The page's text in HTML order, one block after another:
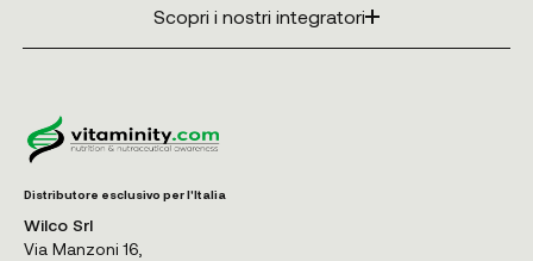
Scopri i nostri integratori
Distributore esclusivo per l'Italia
Wilco Srl
Via Manzoni 16,